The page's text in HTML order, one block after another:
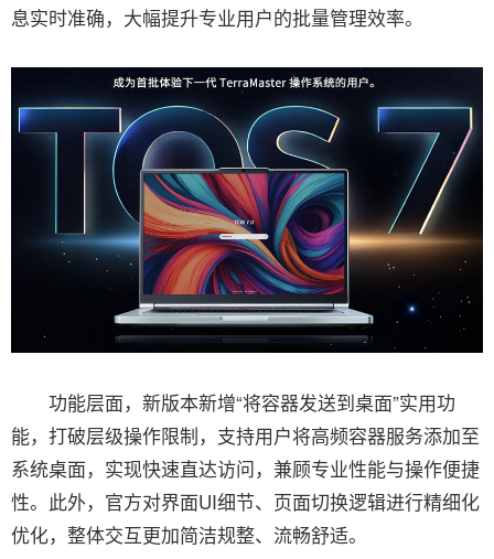
息实时准确，大幅提升专业用户的批量管理效率。
功能层面，新版本新增“将容器发送到桌面”实用功
能，打破层级操作限制，支持用户将高频容器服务添加至
系统桌面，实现快速直达访问，兼顾专业性能与操作便捷
性。此外，官方对界面UI细节、页面切换逻辑进行精细化
优化，整体交互更加简洁规整、流畅舒适。